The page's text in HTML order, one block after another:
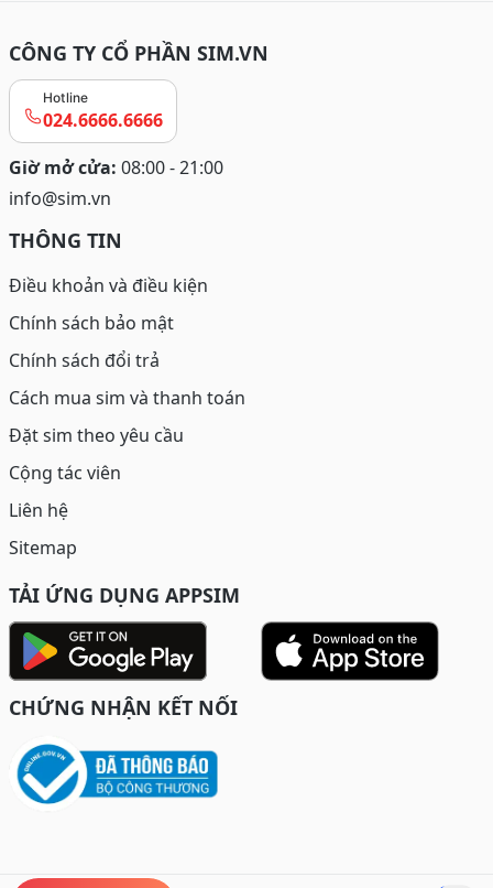
CÔNG TY CỔ PHẦN SIM.VN
Hotline
024.6666.6666
Giờ mở cửa: 08:00 - 21:00
info@sim.vn
THÔNG TIN
Điều khoản và điều kiện
Chính sách bảo mật
Chính sách đổi trả
Cách mua sim và thanh toán
Đặt sim theo yêu cầu
Cộng tác viên
Liên hệ
Sitemap
TẢI ỨNG DỤNG APPSIM
CHỨNG NHẬN KẾT NỐI